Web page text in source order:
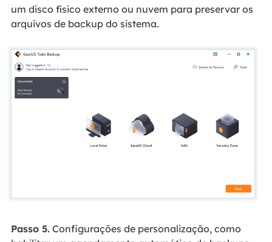
um disco físico externo ou nuvem para preservar os
arquivos de backup do sistema.
Passo 5.Configurações de personalização, como